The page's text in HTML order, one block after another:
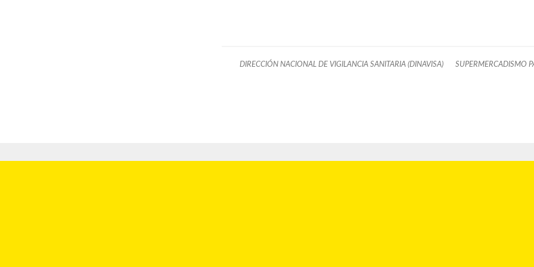
DIRECCIÓN NACIONAL DE VIGILANCIA SANITARIA (DINAVISA) SUPERMERCADISMO